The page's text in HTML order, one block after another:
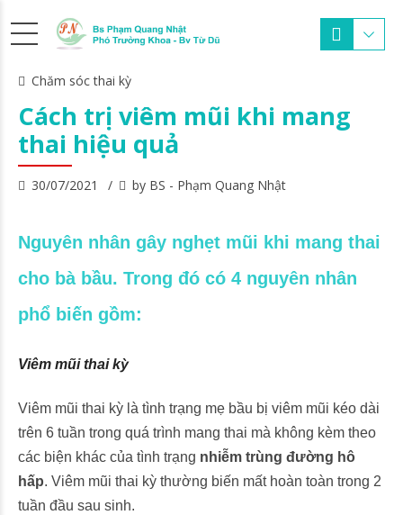
Chăm sóc thai kỳ
Cách trị viêm mũi khi mang
thai hiệu quả
30/07/2021 by BS - Phạm Quang Nhật
Nguyên nhân gây nghẹt mũi khi mang thai
cho bà bầu. Trong đó có 4 nguyên nhân
phổ biến gồm:
Viêm mũi thai kỳ
Viêm mũi thai kỳ là tình trạng mẹ bầu bị viêm mũi kéo dài
trên 6 tuần trong quá trình mang thai mà không kèm theo
các biện khác của tình trạng nhiễm trùng đường hô
hấp. Viêm mũi thai kỳ thường biến mất hoàn toàn trong 2
tuần đầu sau sinh.